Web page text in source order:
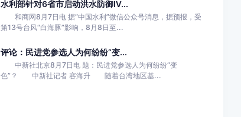
水利部针对6省市启动洪水防御Ⅳ...
和商网8月7日电 据“中国水利”微信公众号消息，据预报，受
第13号台风“白海豚”影响，8月8日至...
评论：民进党参选人为何纷纷“变...
中新社北京8月7日电 题：民进党参选人为何纷纷“变
色”？ 中新社记者 容海升 随着台湾地区基...